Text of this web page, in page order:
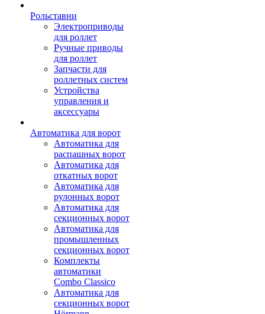
Рольставни
Электроприводы
для роллет
Ручные приводы
для роллет
Запчасти для
роллетных систем
Устройства
управления и
аксессуары
Автоматика для ворот
Автоматика для
распашных ворот
Автоматика для
откатных ворот
Автоматика для
рулонных ворот
Автоматика для
секционных ворот
Автоматика для
промышленных
секционных ворот
Комплекты
автоматики
Combo Classico
Автоматика для
секционных ворот